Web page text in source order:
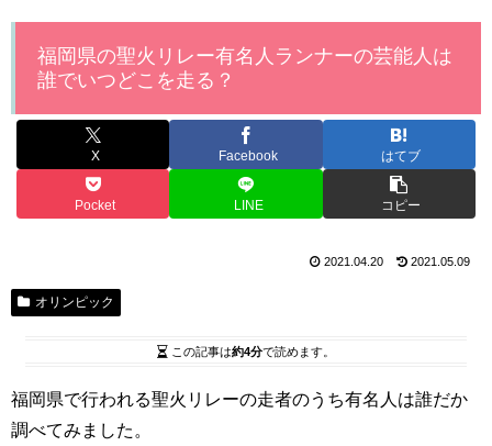
福岡県の聖火リレー有名人ランナーの芸能人は
誰でいつどこを走る？
X Facebook はてブ
Pocket LINE コピー
2021.04.20 2021.05.09
オリンピック
この記事は約4分で読めます。
福岡県で行われる聖火リレーの走者のうち有名人は誰だか
調べてみました。